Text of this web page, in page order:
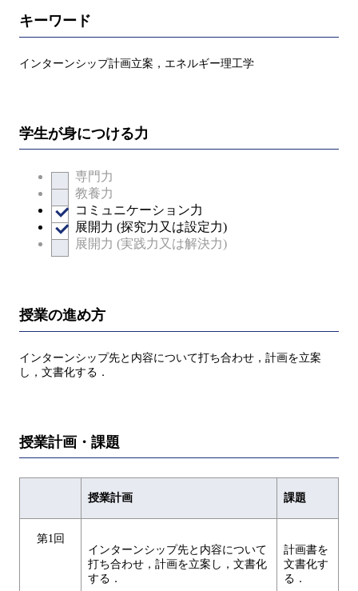
キーワード
インターンシップ計画立案，エネルギー理工学
学生が身につける力
専門力
教養力
コミュニケーション力
展開力 (探究力又は設定力)
展開力 (実践力又は解決力)
授業の進め方
インターンシップ先と内容について打ち合わせ，計画を立案
し，文書化する．
授業計画・課題
授業計画 課題
第1回
インターンシップ先と内容について
打ち合わせ，計画を立案し，文書化
する．
計画書を
文書化す
る．